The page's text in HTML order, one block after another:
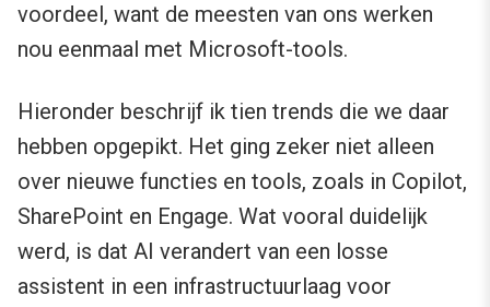
voordeel, want de meesten van ons werken
nou eenmaal met Microsoft-tools.
Hieronder beschrijf ik tien trends die we daar
hebben opgepikt. Het ging zeker niet alleen
over nieuwe functies en tools, zoals in Copilot,
SharePoint en Engage. Wat vooral duidelijk
werd, is dat AI verandert van een losse
assistent in een infrastructuurlaag voor